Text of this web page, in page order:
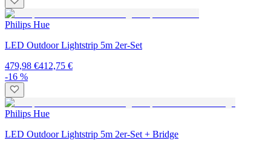
Philips Hue
LED Outdoor Lightstrip 5m 2er-Set
479,98 €412,75 €
-16 %
Philips Hue
LED Outdoor Lightstrip 5m 2er-Set + Bridge